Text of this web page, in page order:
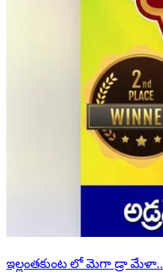
ఇల్లంతకుంట లో మెగా డ్రా మేళా..